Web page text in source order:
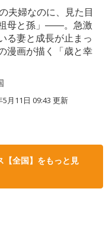
夫婦なのに、見た目
母と孫」――。急激
る妻と成長が止まっ
漫画が描く「歳と幸
5月11日 09:43 更新
【全国】をもっと見